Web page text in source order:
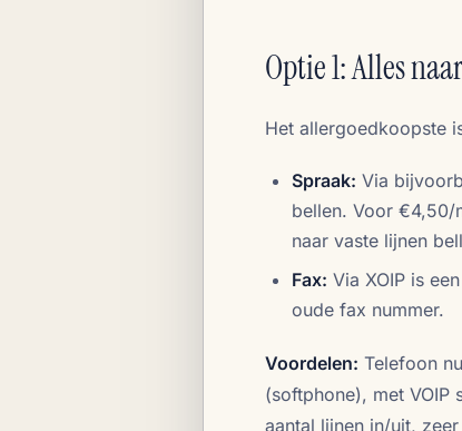
Optie 1: Alles
Het allergoedkoopste
Spraak: Via
bellen. Voor €4,50/
naar vaste lijnen
Fax: Via XOIP is
oude fax nummer.
Voordelen: Telefoon
(softphone), met
aantal lijnen in/uit,